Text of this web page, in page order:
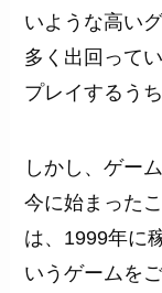
いような高い
多く出回って
プレイするうち
しかし、ゲー
今に始まった
は、1999年に
いうゲームを